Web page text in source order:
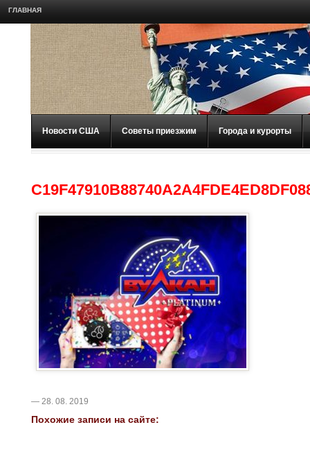
ГЛАВНАЯ
Новости США Советы приезжим Города и курорты
— 28. 08. 2019
Похожие записи на сайте: